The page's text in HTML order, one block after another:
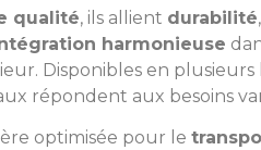
qualité, ils allient durabilité,
harmonieuse
Disponibles en
répondent aux besoins
optimisée pour le